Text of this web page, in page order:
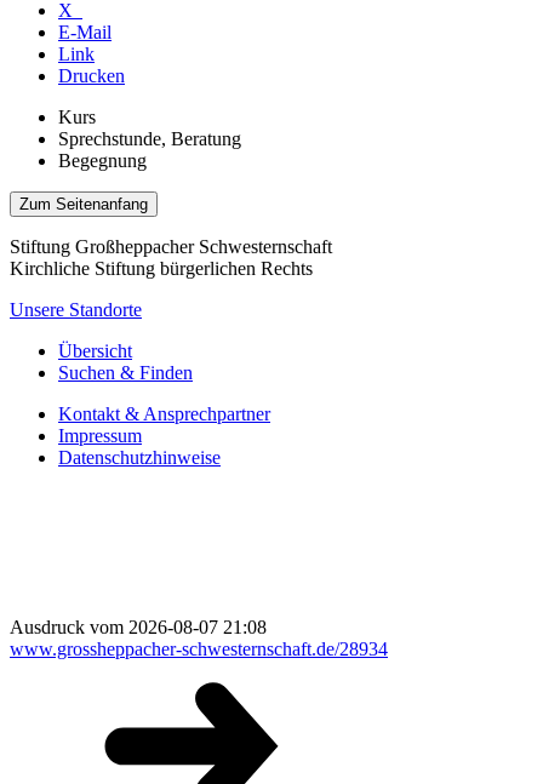
X
E-Mail
Link
Drucken
Kurs
Sprechstunde, Beratung
Begegnung
Zum Seitenanfang
Stiftung Großheppacher Schwesternschaft
Kirchliche Stiftung bürgerlichen Rechts
Unsere Standorte
Übersicht
Suchen & Finden
Kontakt & Ansprechpartner
Impressum
Datenschutzhinweise
Ausdruck vom 2026-08-07 21:08
www.grossheppacher-schwesternschaft.de/28934